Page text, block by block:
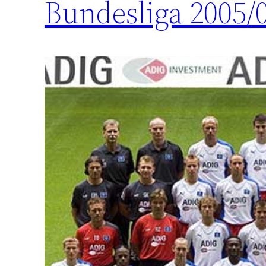
Bundesliga 2005/